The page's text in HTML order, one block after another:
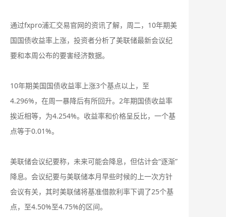
通过fxpro浦汇交易官网的资讯了解，周二，10年期美
国国债收益率上涨，投资者分析了美联储最新会议纪
要和本周公布的要害经济数据。
10年期美国国债收益率上涨3个基点以上，至
4.296%，在周一暴降后有所回升。2年期国债收益率
挨近相等，为4.254%。收益率和价格呈反比，一个基
点等于0.01%。
美联储会议纪要称，未来可能会降息，但估计会“逐渐”
降息。会议纪要与美联储本月早些时候的上一次方针
会议有关，其时美联储将基准借款利率下调了25个基
点，至4.50%至4.75%的区间。